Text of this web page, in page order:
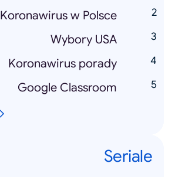
Koronawirus w Polsce
Wybory USA
Koronawirus porady
Google Classroom
Seriale